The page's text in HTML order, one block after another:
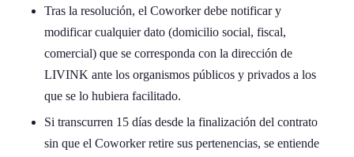
Tras la resolución, el Coworker debe notificar y
modificar cualquier dato (domicilio social, fiscal,
comercial) que se corresponda con la dirección de
LIVINK ante los organismos públicos y privados a los
que se lo hubiera facilitado.
Si transcurren 15 días desde la finalización del contrato
sin que el Coworker retire sus pertenencias, se entiende